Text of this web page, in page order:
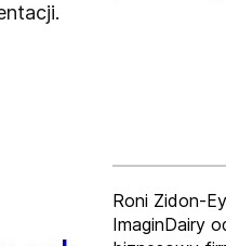
Roni Zidon-
ImaginDairy